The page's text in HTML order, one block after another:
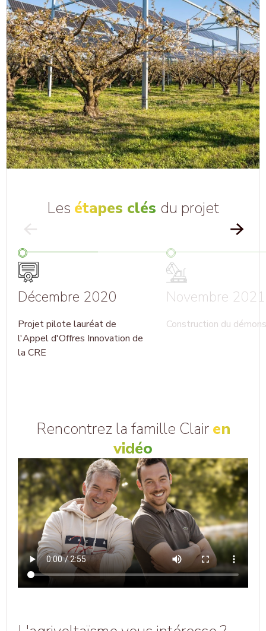
Les étapes clés du projet
Décembre 2020
Projet pilote lauréat de
l'Appel d'Offres Innovation de
la CRE
Novembre 2021
Construction du
Rencontrez la famille Clair en
vidéo